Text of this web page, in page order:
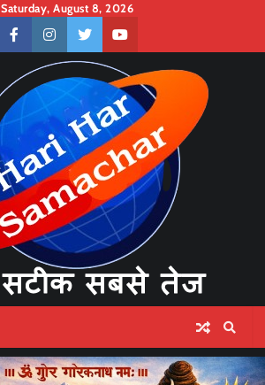
Saturday, August 8, 2026
facebookinstagramtwitteryoutube